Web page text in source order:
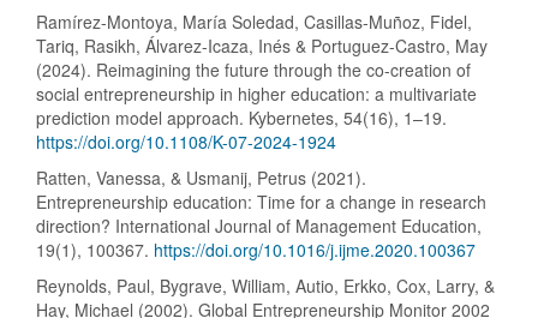
Ramírez-Montoya, María Soledad, Casillas-Muñoz, Fidel,
Tariq, Rasikh, Álvarez-Icaza, Inés & Portuguez-Castro, May
(2024). Reimagining the future through the co-creation of
social entrepreneurship in higher education: a multivariate
prediction model approach. Kybernetes, 54(16), 1–19.
https://doi.org/10.1108/K-07-2024-1924
Ratten, Vanessa, & Usmanij, Petrus (2021).
Entrepreneurship education: Time for a change in research
direction? International Journal of Management Education,
19(1), 100367. https://doi.org/10.1016/j.ijme.2020.100367
Reynolds, Paul, Bygrave, William, Autio, Erkko, Cox, Larry, &
Hay, Michael (2002). Global Entrepreneurship Monitor 2002